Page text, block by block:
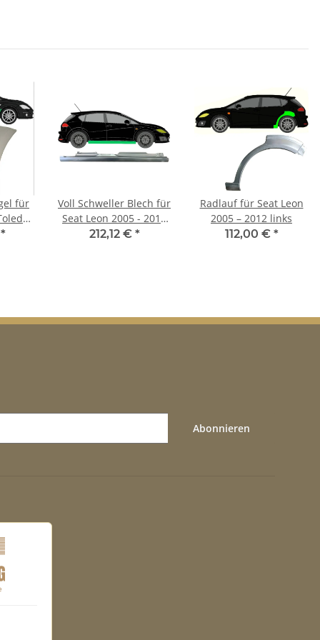
für
*
Voll Schweller Blech für
Seat Leon 2005 - 2012
rechts
212,12 € *
Radlauf für Seat Leon
2005 – 2012 links
112,00 € *
Abonnieren